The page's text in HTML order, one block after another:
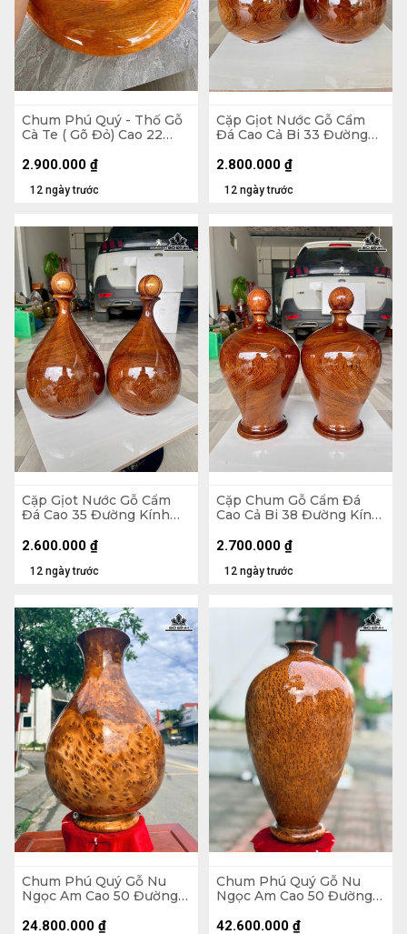
Chum Phú Quý - Thố Gỗ
Cà Te ( Gõ Đỏ) Cao 22
12 ngày trước
2.900.000 ₫
Cặp Gịot Nước Gỗ Cẩm
Đá Cao Cả Bi 33 Đường
12 ngày trước
2.800.000 ₫
Cặp Gịot Nước Gỗ Cẩm
Đá Cao 35 Đường Kính
12 ngày trước
2.600.000 ₫
Cặp Chum Gỗ Cẩm Đá
Cao Cả Bi 38 Đường Kính
12 ngày trước
2.700.000 ₫
Chum Phú Quý Gỗ Nu
Ngọc Am Cao 50 Đường
24.800.000 ₫
Chum Phú Quý Gỗ Nu
Ngọc Am Cao 50 Đường
54 (cm)
42.600.000 ₫